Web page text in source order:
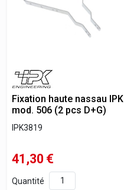
Fixation haute nassau IPK
mod. 506 (2 pcs D+G)
IPK3819
41,30 €
Quantité